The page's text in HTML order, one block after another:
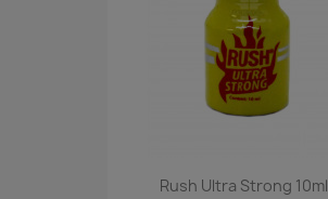
Rush Ultra Strong 10ml